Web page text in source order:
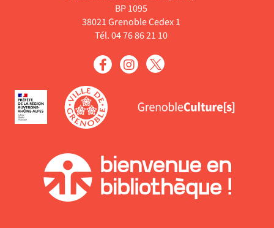
BP 1095
38021 Grenoble Cedex 1
Tél. 04 76 86 21 10